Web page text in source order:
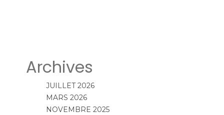
Archives
JUILLET 2026
MARS 2026
NOVEMBRE 2025